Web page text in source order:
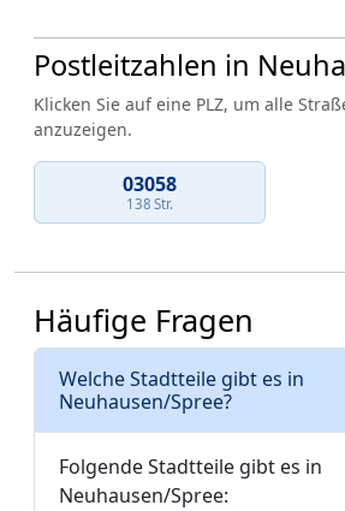
Postleitzahlen in
Klicken Sie auf eine PLZ, um alle
anzuzeigen.
03058
138 Str.
Häufige Fragen
Welche Stadtteile gibt es in
Neuhausen/Spree?
Folgende Stadtteile gibt es in
Neuhausen/Spree: